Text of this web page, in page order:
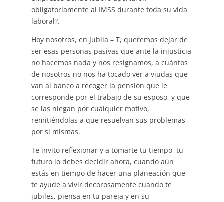
obligatoriamente al IMSS durante toda su vida
laboral?.
Hoy nosotros, en Jubila – T, queremos dejar de
ser esas personas pasivas que ante la injusticia
no hacemos nada y nos resignamos, a cuántos
de nosotros no nos ha tocado ver a viudas que
van al banco a recoger la pensión que le
corresponde por el trabajo de su esposo, y que
se las niegan por cualquier motivo,
remitiéndolas a que resuelvan sus problemas
por si mismas.
Te invito reflexionar y a tomarte tu tiempo, tu
futuro lo debes decidir ahora, cuando aún
estás en tiempo de hacer una planeación que
te ayude a vivir decorosamente cuando te
jubiles, piensa en tu pareja y en su